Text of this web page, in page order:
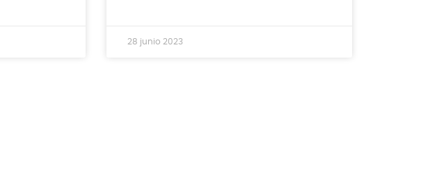
28 junio 2023